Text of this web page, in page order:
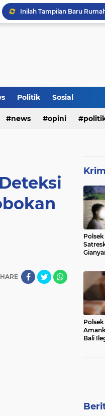
Inilah Tampilan Baru
Politik Sosial
news opini
Bali